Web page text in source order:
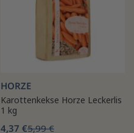
HORZE
Karottenkekse Horze Leckerlis
1 kg
4,37 €5,99 €